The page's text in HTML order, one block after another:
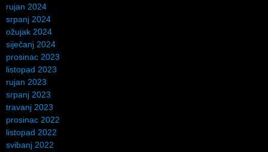
rujan 2024
srpanj 2024
ožujak 2024
siječanj 2024
prosinac 2023
listopad 2023
rujan 2023
srpanj 2023
travanj 2023
prosinac 2022
listopad 2022
svibanj 2022